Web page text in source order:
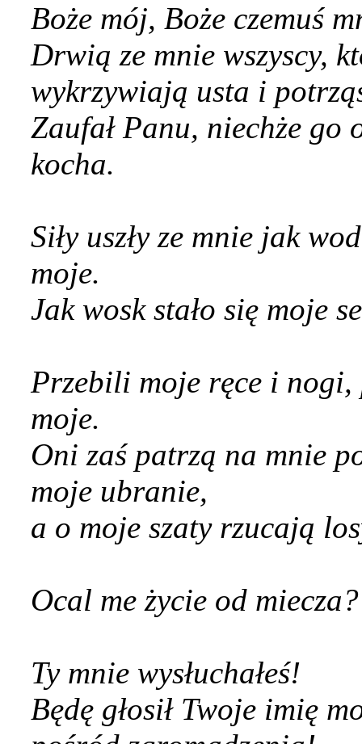
Boże mój, Boże czemuś
Drwią ze mnie wszyscy,
wykrzywiają usta i
Zaufał Panu, niechże
kocha.
Siły uszły ze mnie jak
moje.
Jak wosk stało się moje
Przebili moje ręce i nogi,
moje.
Oni zaś patrzą na mnie
moje ubranie,
a o moje szaty rzucają
Ocal me życie od
Ty mnie wysłuchałeś!
Będę głosił Twoje imię